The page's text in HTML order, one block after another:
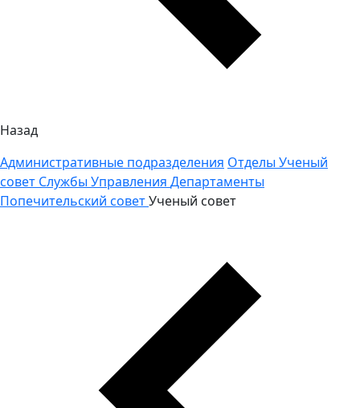
Назад
Административные подразделения Отделы Ученый
совет Службы Управления Департаменты
Попечительский советУченый совет